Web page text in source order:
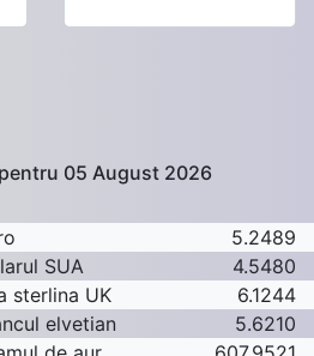
05 August 2026
5.2489
SUA
4.5480
sterlina UK
6.1244
elvetian
5.6210